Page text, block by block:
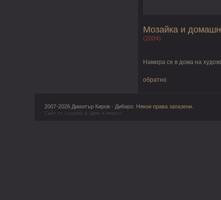
Мозайка и
(2004)
Намира се в дома на
обратно
2007-2026 Димитър Киров - ДиКиро. Някои права запазени
Сайт от Loopink & Цвят и пиксел